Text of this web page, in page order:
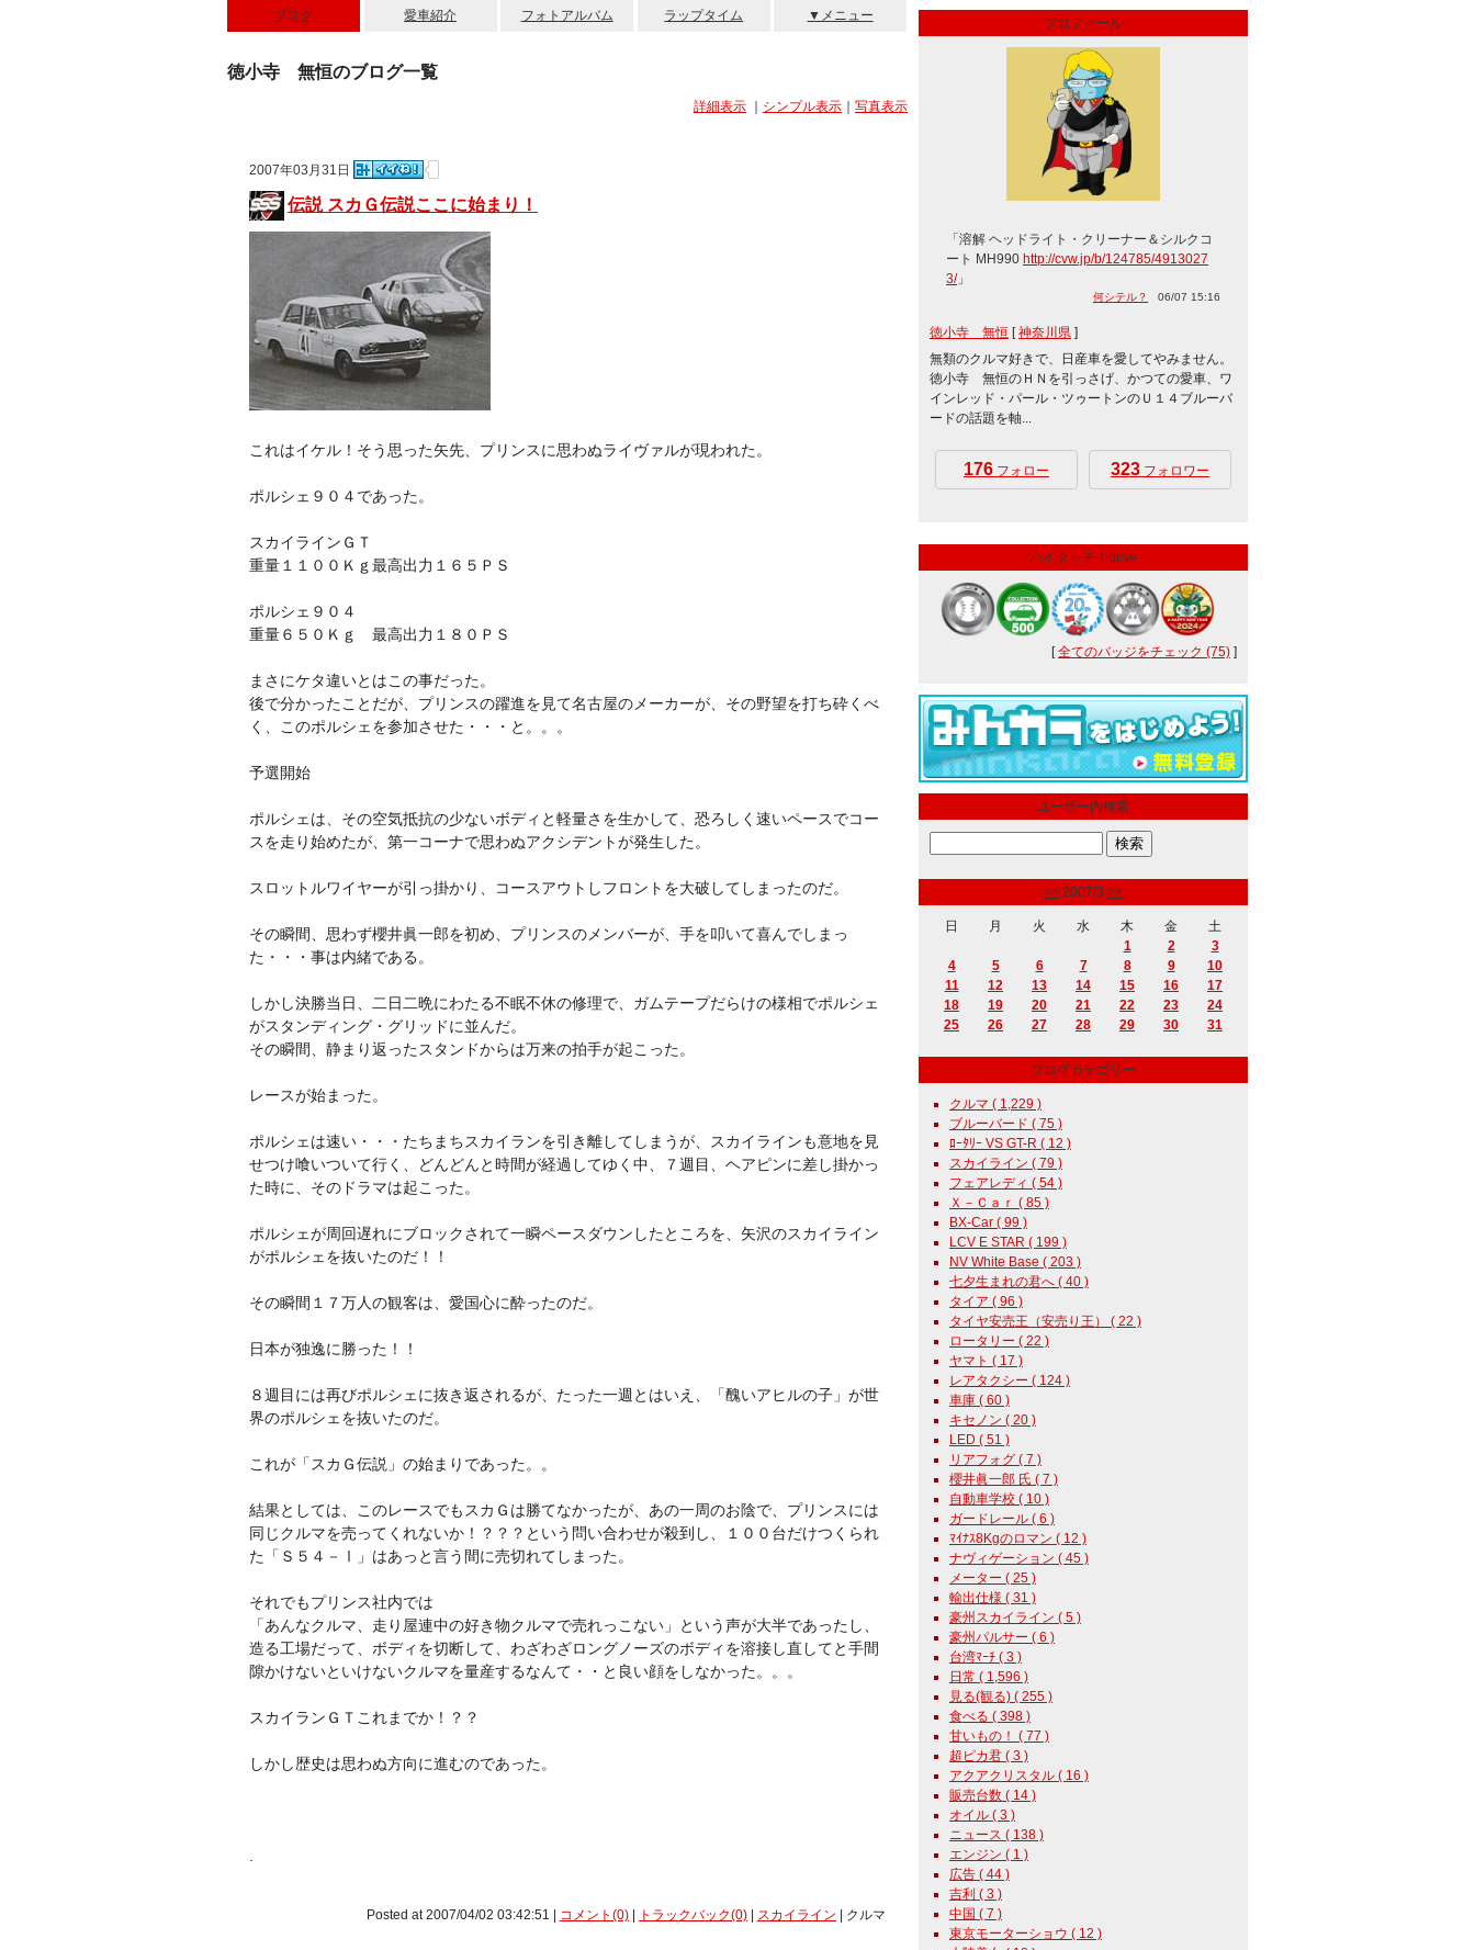
ブログ 愛車紹介 フォトアルバム ラップタイム ▼メニュー
徳小寺 無恒のブログ一覧
詳細表示 シンプル表示 写真表示
2007年03月31日
伝説 スカＧ伝説ここに始まり！
これはイケル！そう思った矢先、プリンスに思わぬライヴァルが現われた。
ポルシェ９０４であった。
スカイラインＧＴ
重量１１００Ｋｇ最高出力１６５ＰＳ
ポルシェ９０４
重量６５０Ｋｇ 最高出力１８０ＰＳ
まさにケタ違いとはこの事だった。
後で分かったことだが、プリンスの躍進を見て名古屋のメーカーが、その野望を打ち砕くべ
く、このポルシェを参加させた・・・と。。。
予選開始
ポルシェは、その空気抵抗の少ないボディと軽量さを生かして、恐ろしく速いペースでコー
スを走り始めたが、第一コーナで思わぬアクシデントが発生した。
スロットルワイヤーが引っ掛かり、コースアウトしフロントを大破してしまったのだ。
その瞬間、思わず櫻井眞一郎を初め、プリンスのメンバーが、手を叩いて喜んでしまっ
た・・・事は内緒である。
しかし決勝当日、二日二晩にわたる不眠不休の修理で、ガムテープだらけの様相でポルシェ
がスタンディング・グリッドに並んだ。
その瞬間、静まり返ったスタンドからは万来の拍手が起こった。
レースが始まった。
ポルシェは速い・・・たちまちスカイランを引き離してしまうが、スカイラインも意地を見
せつけ喰いついて行く、どんどんと時間が経過してゆく中、７週目、ヘアピンに差し掛かっ
た時に、そのドラマは起こった。
ポルシェが周回遅れにブロックされて一瞬ペースダウンしたところを、矢沢のスカイライン
がポルシェを抜いたのだ！！
その瞬間１７万人の観客は、愛国心に酔ったのだ。
日本が独逸に勝った！！
８週目には再びポルシェに抜き返されるが、たった一週とはいえ、「醜いアヒルの子」が世
界のポルシェを抜いたのだ。
これが「スカＧ伝説」の始まりであった。。
結果としては、このレースでもスカＧは勝てなかったが、あの一周のお陰で、プリンスには
同じクルマを売ってくれないか！？？？という問い合わせが殺到し、１００台だけつくられ
た「Ｓ５４－Ⅰ」はあっと言う間に売切れてしまった。
それでもプリンス社内では
「あんなクルマ、走り屋連中の好き物クルマで売れっこない」という声が大半であったし、
造る工場だって、ボディを切断して、わざわざロングノーズのボディを溶接し直してと手間
隙かけないといけないクルマを量産するなんて・・と良い顔をしなかった。。。
スカイランＧＴこれまでか！？？
しかし歴史は思わぬ方向に進むのであった。
Posted at 2007/04/02 03:42:51 | コメント(0) | トラックバック(0) | スカイライン | クルマ
プロフィール
「溶解 ヘッドライト・クリーナー＆シルクコ
ート MH990 http://cvw.jp/b/124785/4913027
3/」
何シテル？ 06/07 15:16
徳小寺 無恒 [神奈川県 ]
無類のクルマ好きで、日産車を愛してやみません。
徳小寺 無恒のＨＮを引っさげ、かつての愛車、ワ
インレッド・パール・ツゥートンのＵ１４ブルーバ
ードの話題を軸...
176 フォロー 323 フォロワー
ハイタッチ！drive
[全てのバッジをチェック (75) ]
ユーザー内検索
<< 2007/3 >>
日 月 火 水 木 金
土
1
2
3
4
5 6 7 8 9
10
11
12 13 14 15 16
17
18
19 20 21 22 23
24
25
26 27 28 29 30 31
ブログカテゴリー
クルマ ( 1,229 )
ブルーバード ( 75 )
ﾛｰﾀﾘｰ VS GT-R ( 12 )
スカイライン ( 79 )
フェアレディ ( 54 )
Ｘ－Ｃａｒ ( 85 )
BX-Car ( 99 )
LCV E STAR ( 199 )
NV White Base ( 203 )
七夕生まれの君へ ( 40 )
タイア ( 96 )
タイヤ安売王（安売り王） ( 22 )
ロータリー ( 22 )
ヤマト ( 17 )
レアタクシー ( 124 )
車庫 ( 60 )
キセノン ( 20 )
LED ( 51 )
リアフォグ ( 7 )
櫻井眞一郎 氏 ( 7 )
自動車学校 ( 10 )
ガードレール ( 6 )
ﾏｲﾅｽ8Kgのロマン ( 12 )
ナヴィゲーション ( 45 )
メーター ( 25 )
輸出仕様 ( 31 )
豪州スカイライン ( 5 )
豪州パルサー ( 6 )
台湾ﾏｰﾁ ( 3 )
日常 ( 1,596 )
見る(観る) ( 255 )
食べる ( 398 )
甘いもの！ ( 77 )
超ピカ君 ( 3 )
アクアクリスタル ( 16 )
販売台数 ( 14 )
オイル ( 3 )
ニュース ( 138 )
エンジン ( 1 )
広告 ( 44 )
吉利 ( 3 )
中国 ( 7 )
東京モーターショウ ( 12 )